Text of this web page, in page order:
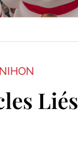
Liés